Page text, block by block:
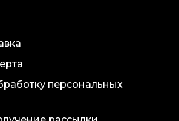
персональных